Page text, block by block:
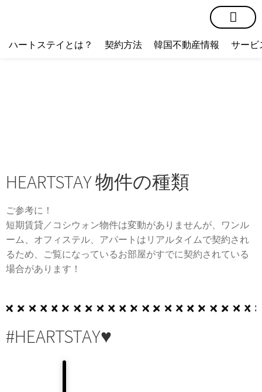
ハートステイとは？ 契約方法 韓国不動産情報 サービ
HEARTSTAY 物件の種類
ご参考に！
短期賃貸／コシウォン物件は変動がありませんが、ワンル
ーム、オフィステル、アパートはリアルタイムで契約され
るため、ご覧になっているお部屋がすでに契約されている
場合があります！
#HEARTSTAY♥